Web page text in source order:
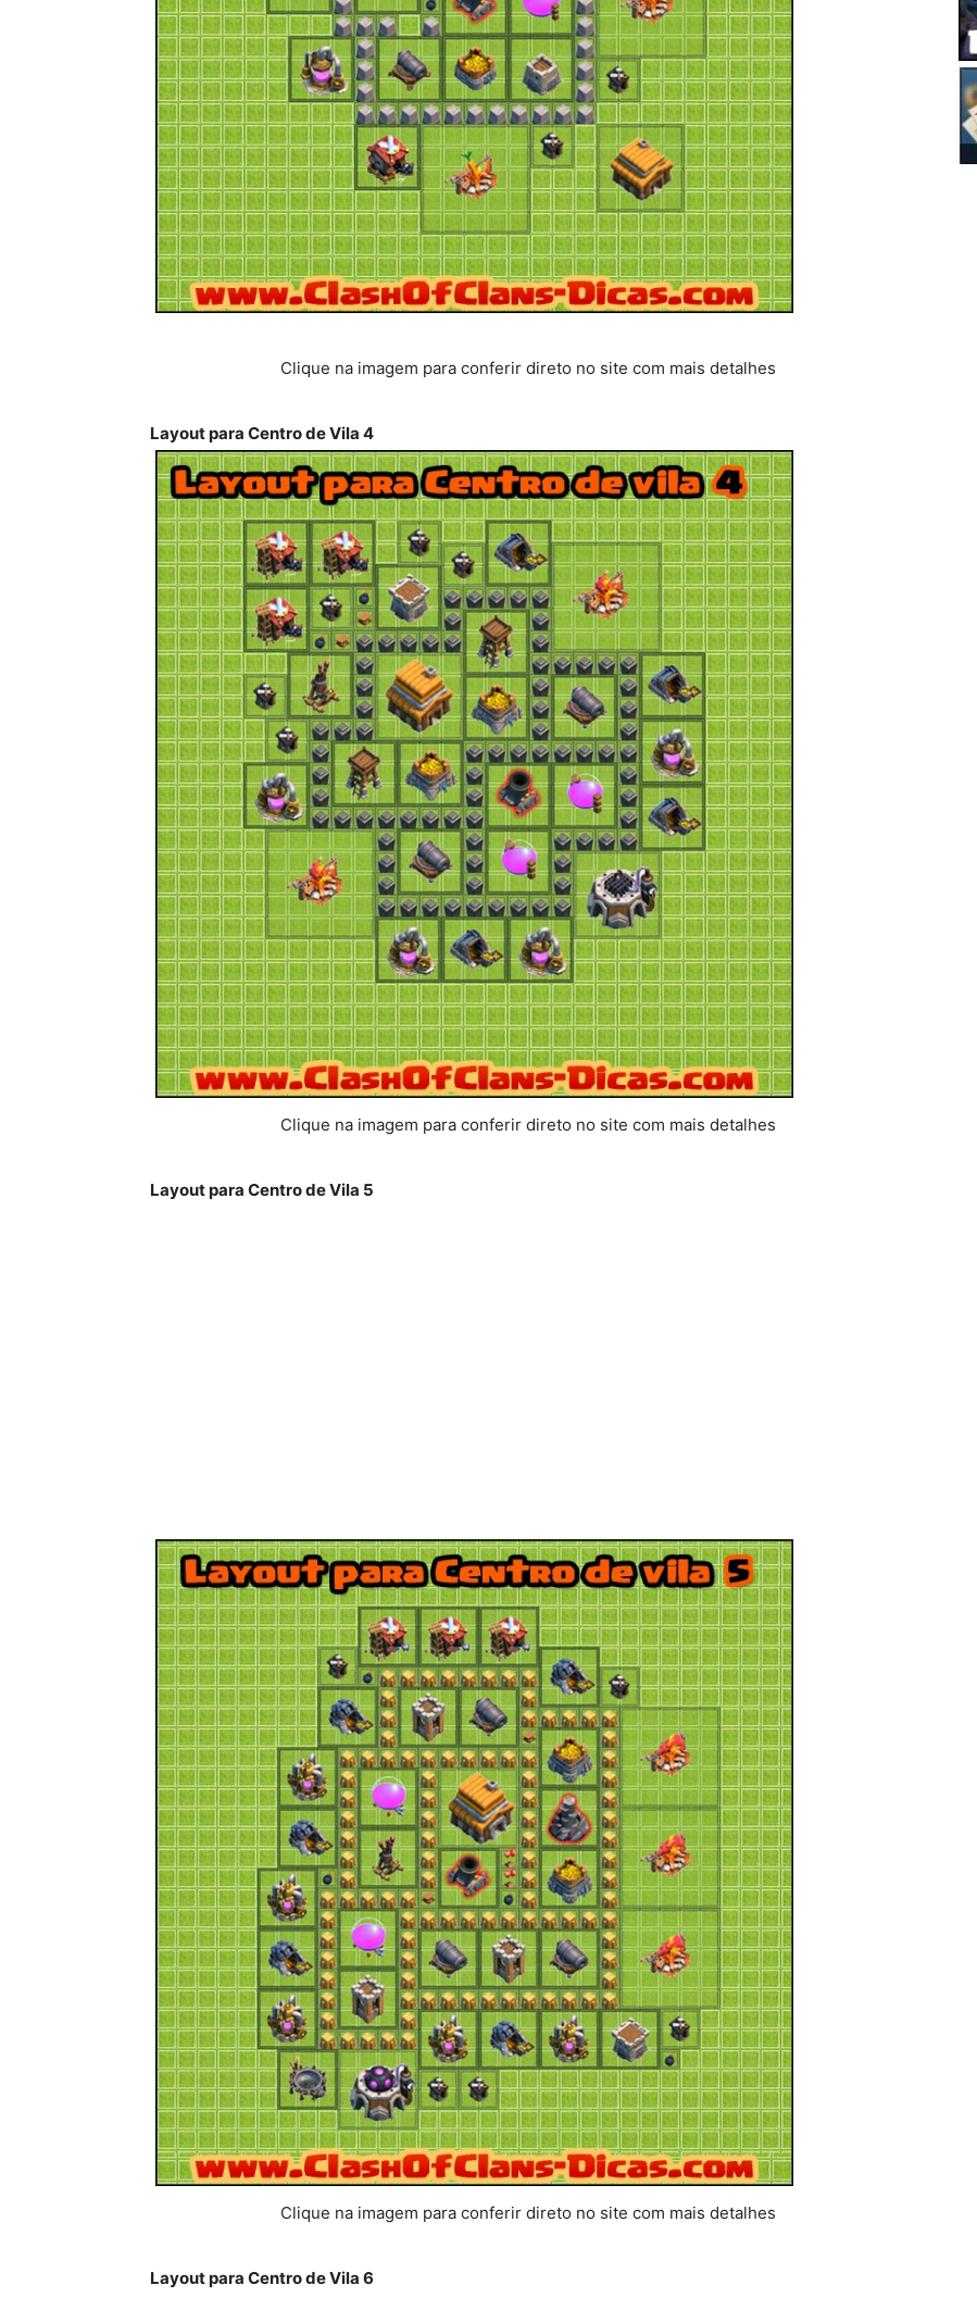
Clique na imagem para conferir direto no site com mais detalhes
Layout para Centro de Vila 4
Clique na imagem para conferir direto no site com mais detalhes
Layout para Centro de Vila 5
Clique na imagem para conferir direto no site com mais detalhes
Layout para Centro de Vila 6